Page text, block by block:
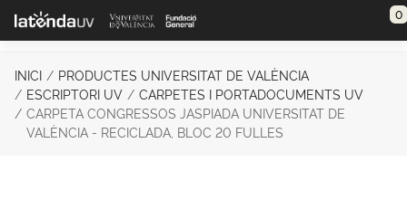
Saltar al contenido principal 0
INICI
PRODUCTES UNIVERSITAT DE VALÈNCIA
ESCRIPTORI UV
CARPETES I PORTADOCUMENTS UV
CARPETA CONGRESSOS JASPIADA UNIVERSITAT DE
VALÈNCIA - RECICLADA, BLOC 20 FULLES